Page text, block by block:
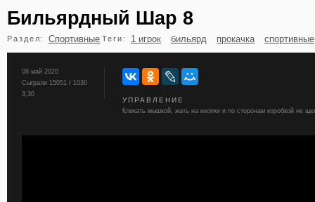
бильярд карты
Бильярдный Шар 8
Раздел: Спортивные Теги: 1 игрок бильярд прокачка спортивные
08 май 2020
Сыграли 15051 / 1030
3,30
УПРАВЛЕНИЕ
Кликать мышкой, жать на кнопки и по сторонам коробкой не